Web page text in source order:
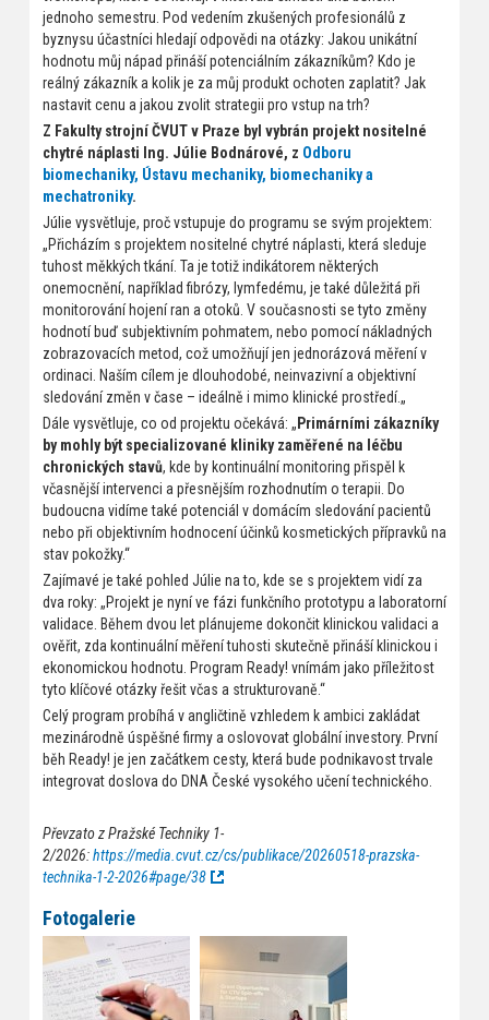
jednoho semestru. Pod vedením zkušených profesionálů z
byznysu účastníci hledají odpovědi na otázky: Jakou unikátní
hodnotu můj nápad přináší potenciálním zákazníkům? Kdo je
reálný zákazník a kolik je za můj produkt ochoten zaplatit? Jak
nastavit cenu a jakou zvolit strategii pro vstup na trh?
Z Fakulty strojní ČVUT v Praze byl vybrán projekt nositelné
chytré náplasti Ing. Júlie Bodnárové, z Odboru
biomechaniky, Ústavu mechaniky, biomechaniky a
mechatroniky.
Júlie vysvětluje, proč vstupuje do programu se svým projektem:
„Přicházím s projektem nositelné chytré náplasti, která sleduje
tuhost měkkých tkání. Ta je totiž indikátorem některých
onemocnění, například fibrózy, lymfedému, je také důležitá při
monitorování hojení ran a otoků. V současnosti se tyto změny
hodnotí buď subjektivním pohmatem, nebo pomocí nákladných
zobrazovacích metod, což umožňují jen jednorázová měření v
ordinaci. Naším cílem je dlouhodobé, neinvazivní a objektivní
sledování změn v čase – ideálně i mimo klinické prostředí.„
Dále vysvětluje, co od projektu očekává: „ Primárními zákazníky
by mohly být specializované kliniky zaměřené na léčbu
chronických stavů, kde by kontinuální monitoring přispěl k
včasnější intervenci a přesnějším rozhodnutím o terapii. Do
budoucna vidíme také potenciál v domácím sledování pacientů
nebo při objektivním hodnocení účinků kosmetických přípravků na
stav pokožky.“
Zajímavé je také pohled Júlie na to, kde se s projektem vidí za
dva roky: „Projekt je nyní ve fázi funkčního prototypu a laboratorní
validace. Během dvou let plánujeme dokončit klinickou validaci a
ověřit, zda kontinuální měření tuhosti skutečně přináší klinickou i
ekonomickou hodnotu. Program Ready! vnímám jako příležitost
tyto klíčové otázky řešit včas a strukturovaně.“
Celý program probíhá v angličtině vzhledem k ambici zakládat
mezinárodně úspěšné firmy a oslovovat globální investory. První
běh Ready! je jen začátkem cesty, která bude podnikavost trvale
integrovat doslova do DNA České vysokého učení technického.
Převzato z Pražské Techniky 1-
2/2026:https://media.cvut.cz/cs/publikace/20260518-prazska-
technika-1-2-2026#page/38
Fotogalerie